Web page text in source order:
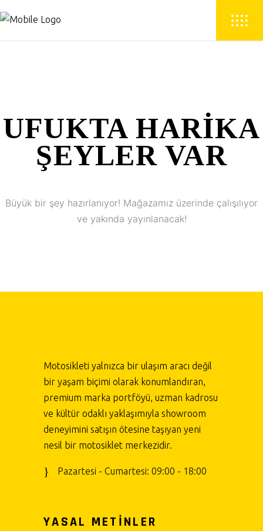
UFUKTA HARIKA
ŞEYLER VAR
Büyük bir şey hazırlanıyor! Mağazamız üzerinde çalışılıyor
ve yakında yayınlanacak!
Motosikleti yalnızca bir ulaşım aracı değil
bir yaşam biçimi olarak konumlandıran,
premium marka portföyü, uzman kadrosu
ve kültür odaklı yaklaşımıyla showroom
deneyimini satışın ötesine taşıyan yeni
nesil bir motosiklet merkezidir.
Pazartesi - Cumartesi: 09:00 - 18:00
YASAL METİNLER